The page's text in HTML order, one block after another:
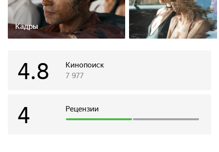
Кадры
Кинопоиск
4.8 7 977
Рецензии
4